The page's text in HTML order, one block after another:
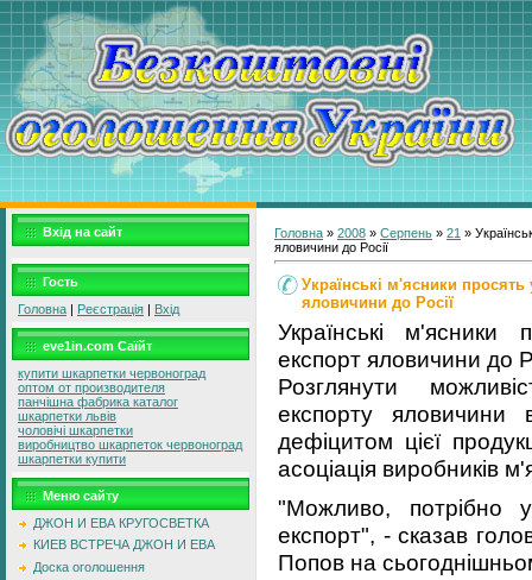
Вхід на сайт
Гость
Головна | Реєстрація | Вхід
eve1in.com Саїйт
купити шкарпетки червоноград
оптом от производителя
панчішна фабрика каталог
шкарпетки львів
чоловічі шкарпетки
виробництво шкарпеток червоноград
шкарпетки купити
Меню сайту
ДЖОН И ЕВА КРУГОСВЕТКА
КИЕВ ВСТРЕЧА ДЖОН И ЕВА
Доска оголошення
Головна » 2008 » Серпень » 21 »
яловичини до Росії
Українські м'ясники
яловичини до Росії
Українські
експорт яловичини до
Розглянути
експорту
дефіцитом цієї
асоціація виробників
"Можливо, потрібно
експорт", - сказав
Попов на